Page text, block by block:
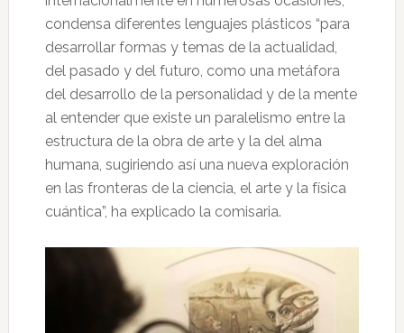
condensa diferentes lenguajes plásticos “para
desarrollar formas y temas de la actualidad,
del pasado y del futuro, como una metáfora
del desarrollo de la personalidad y de la mente
al entender que existe un paralelismo entre la
estructura de la obra de arte y la del alma
humana, sugiriendo así una nueva exploración
en las fronteras de la ciencia, el arte y la física
cuántica”, ha explicado la comisaria.